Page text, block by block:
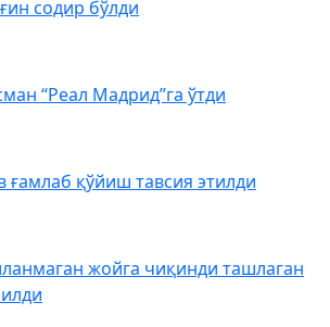
содир бўлди
“Реал Мадрид”га ўтди
ғамлаб қўйиш тавсия этилди
жойга чиқинди ташлаган